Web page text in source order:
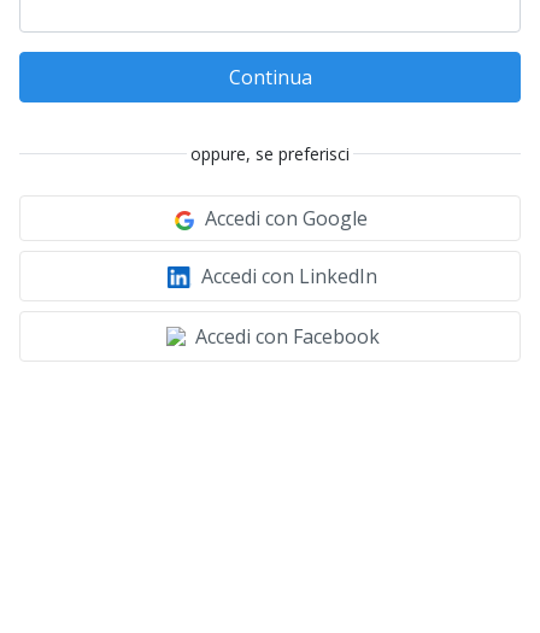
Continua
oppure, se preferisci
Accedi con Google
Accedi con LinkedIn
Accedi con Facebook